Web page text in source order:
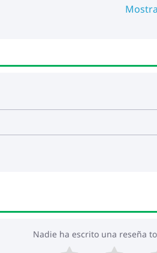
Nadie ha escrito una reseña